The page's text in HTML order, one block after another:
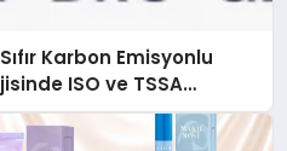
Karbon Emisyonlu
ISO ve TSSA